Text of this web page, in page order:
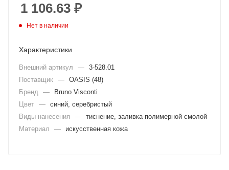
1 106.63 ₽
Нет в наличии
Характеристики
Внешний артикул — 3-528.01
Поставщик — OASIS (48)
Бренд
—
Bruno Visconti
Цвет — синий, серебристый
Виды нанесения
— тиснение, заливка полимерной смолой
Материал
— искусственная кожа